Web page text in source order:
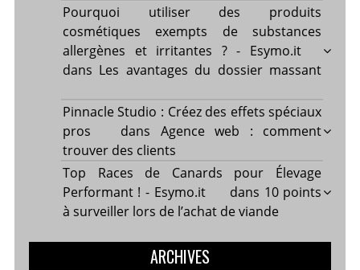
Pourquoi utiliser des produits
cosmétiques exempts de substances
allergènes et irritantes ? - Esymo.it
dans Les avantages du dossier massant
Pinnacle Studio : Créez des effets spéciaux
pros
dans Agence web : comment
trouver des clients
Top Races de Canards pour Élevage
Performant ! - Esymo.it
dans 10 points
à surveiller lors de l’achat de viande
ARCHIVES